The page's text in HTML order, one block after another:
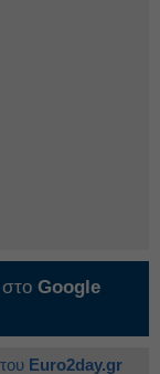
στο Google
Euro2day.gr